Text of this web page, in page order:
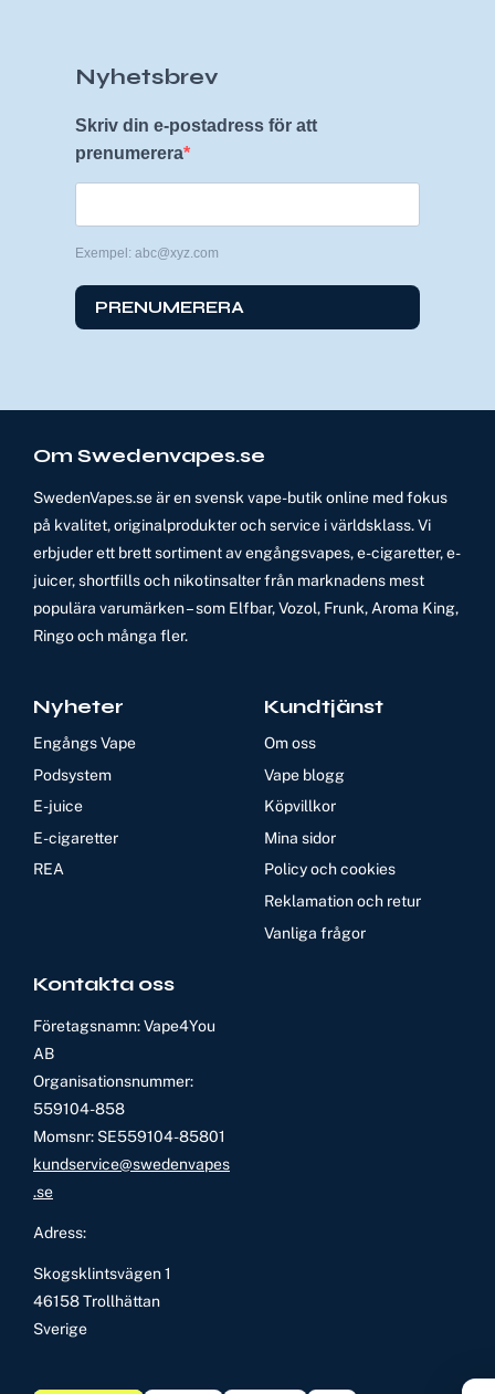
Nyhetsbrev
Skriv din e-postadress för att
prenumerera
Exempel: abc@xyz.com
PRENUMERERA
Om Swedenvapes.se
SwedenVapes.se är en svensk vape-butik online med fokus
på kvalitet, originalprodukter och service i världsklass. Vi
erbjuder ett brett sortiment av engångsvapes, e-cigaretter, e-
juicer, shortfills och nikotinsalter från marknadens mest
populära varumärken – som Elfbar, Vozol, Frunk, Aroma King,
Ringo och många fler.
Nyheter
Engångs Vape
Podsystem
E-juice
E-cigaretter
REA
Kundtjänst
Om oss
Vape blogg
Köpvillkor
Mina sidor
Policy och cookies
Reklamation och retur
Vanliga frågor
Kontakta oss
Företagsnamn: Vape4You
AB
Organisationsnummer:
559104-858
Momsnr: SE559104-85801
kundservice@swedenvapes
.se
Adress:
Skogsklintsvägen 1
46158 Trollhättan
Sverige